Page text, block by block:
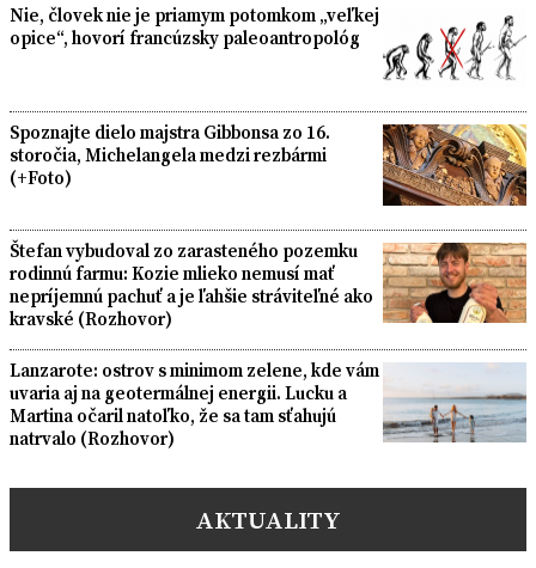
Nie, človek nie je priamym potomkom „veľkej
opice“, hovorí francúzsky paleoantropológ
Spoznajte dielo majstra Gibbonsa zo 16.
storočia, Michelangela medzi rezbármi
(+Foto)
Štefan vybudoval zo zarasteného pozemku
rodinnú farmu: Kozie mlieko nemusí mať
nepríjemnú pachuť a je ľahšie stráviteľné ako
kravské (Rozhovor)
Lanzarote: ostrov s minimom zelene, kde vám
uvaria aj na geotermálnej energii. Lucku a
Martina očaril natoľko, že sa tam sťahujú
natrvalo (Rozhovor)
AKTUALITY